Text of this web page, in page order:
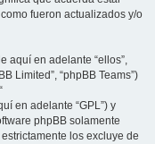
fueron actualizados y/o
aquí en adelante “ellos”,
Limited”, “phpBB Teams”)
en adelante “GPL”) y
phpBB solamente
los excluye de